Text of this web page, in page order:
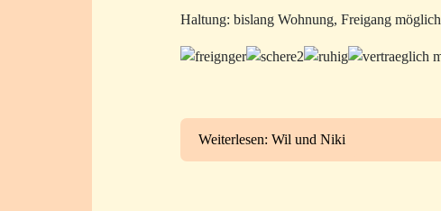
Haltung: bislang Wohnung, Freigang möglich
Weiterlesen: Wil und Niki